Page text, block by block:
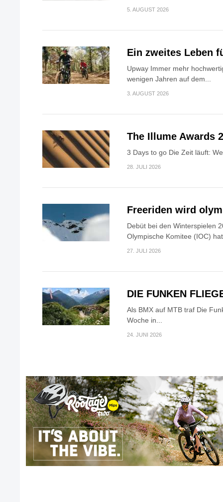
5. AUGUST 2026
Ein zweites Leben
Upway Immer mehr
wenigen Jahren auf dem...
3. AUGUST 2026
The Illume Awards
3 Days to go Die Zeit läuft:
28. JULI 2026
Freeriden wird
Debüt bei den Winterspielen
Olympische Komitee (IOC)
27. JULI 2026
DIE FUNKEN
Als BMX auf MTB traf Die
Woche in...
24. JUNI 2026